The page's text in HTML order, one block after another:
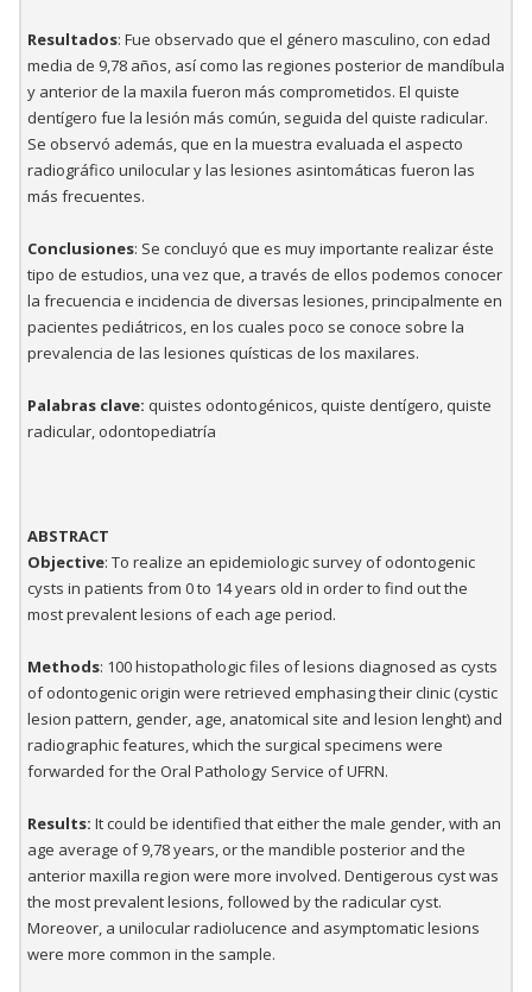
Resultados: Fue observado que el género masculino, con edad
media de 9,78 años, así como las regiones posterior de mandíbula
y anterior de la maxila fueron más comprometidos. El quiste
dentígero fue la lesión más común, seguida del quiste radicular.
Se observó además, que en la muestra evaluada el aspecto
radiográfico unilocular y las lesiones asintomáticas fueron las
más frecuentes.
Conclusiones: Se concluyó que es muy importante realizar éste
tipo de estudios, una vez que, a través de ellos podemos conocer
la frecuencia e incidencia de diversas lesiones, principalmente en
pacientes pediátricos, en los cuales poco se conoce sobre la
prevalencia de las lesiones quísticas de los maxilares.
Palabras clave: quistes odontogénicos, quiste dentígero, quiste
radicular, odontopediatría
ABSTRACT
Objective: To realize an epidemiologic survey of odontogenic
cysts in patients from 0 to 14 years old in order to find out the
most prevalent lesions of each age period.
Methods: 100 histopathologic files of lesions diagnosed as cysts
of odontogenic origin were retrieved emphasing their clinic (cystic
lesion pattern, gender, age, anatomical site and lesion lenght) and
radiographic features, which the surgical specimens were
forwarded for the Oral Pathology Service of UFRN.
Results: It could be identified that either the male gender, with an
age average of 9,78 years, or the mandible posterior and the
anterior maxilla region were more involved. Dentigerous cyst was
the most prevalent lesions, followed by the radicular cyst.
Moreover, a unilocular radiolucence and asymptomatic lesions
were more common in the sample.